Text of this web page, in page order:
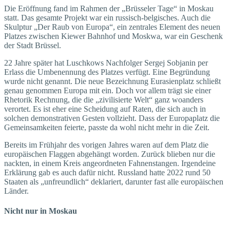
Die Eröffnung fand im Rahmen der „Brüsseler Tage“ in Moskau
statt. Das gesamte Projekt war ein russisch-belgisches. Auch die
Skulptur „Der Raub von Europa“, ein zentrales Element des neuen
Platzes zwischen Kiewer Bahnhof und Moskwa, war ein Geschenk
der Stadt Brüssel.
22 Jahre später hat Luschkows Nachfolger Sergej Sobjanin per
Erlass die Umbenennung des Platzes verfügt. Eine Begründung
wurde nicht genannt. Die neue Bezeichnung Eurasienplatz schließt
genau genommen Europa mit ein. Doch vor allem trägt sie einer
Rhetorik Rechnung, die die „zivilisierte Welt“ ganz woanders
verortet. Es ist eher eine Scheidung auf Raten, die sich auch in
solchen demons­trativen Gesten vollzieht. Dass der Europaplatz die
Gemeinsamkeiten feierte, passte da wohl nicht mehr in die Zeit.
Bereits im Frühjahr des vorigen Jahres waren auf dem Platz die
europäischen Flaggen abgehängt worden. Zurück blieben nur die
nackten, in einem Kreis angeordneten Fahnenstangen. Irgendeine
Erklärung gab es auch dafür nicht. Russland hatte 2022 rund 50
Staaten als „unfreundlich“ deklariert, darunter fast alle europäischen
Länder.
Nicht nur in Moskau